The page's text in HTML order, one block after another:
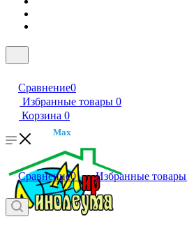
Сравнение0
Избранные товары 0
Корзина 0
Max
Сравнение0 Избранные товары